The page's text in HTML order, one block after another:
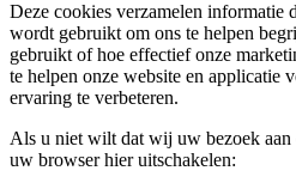
Deze cookies verzamelen informatie
wordt gebruikt om ons te helpen
gebruikt of hoe effectief onze
te helpen onze website en applicatie
ervaring te verbeteren.
Als u niet wilt dat wij uw bezoek
uw browser hier uitschakelen: